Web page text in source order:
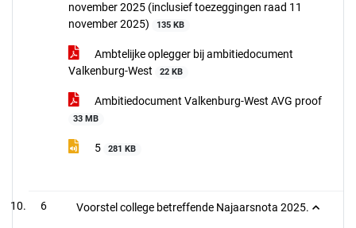
november 2025 (inclusief toezeggingen raad 11
november 2025)
135 KB
Ambtelijke oplegger bij ambitiedocument
Valkenburg-West
22 KB
Ambitiedocument Valkenburg-West AVG proof
33 MB
5 281 KB
6 Voorstel college betreffende Najaarsnota 2025.